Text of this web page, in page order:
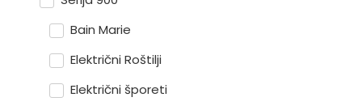
Bain Marie
Električni Roštilji
Električni šporeti